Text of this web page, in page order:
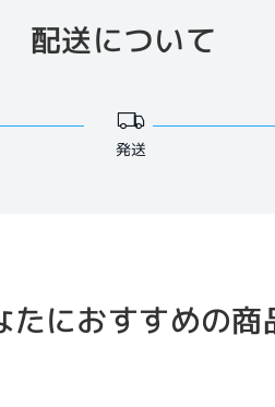
配送について
発送
たにおすすめの商